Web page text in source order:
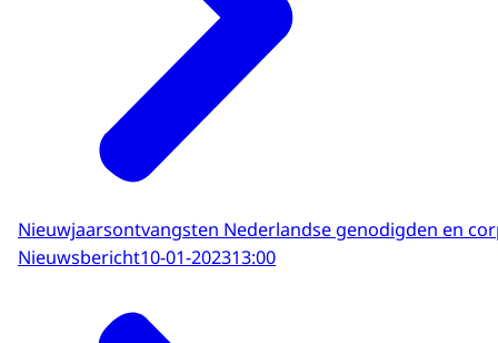
Nieuwjaarsontvangsten Nederlandse genodigden en
Nieuwsbericht10-01-202313:00